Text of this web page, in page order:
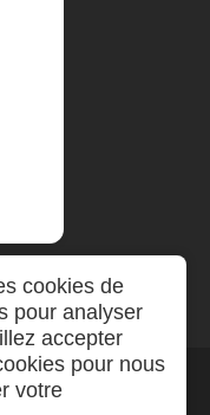
cookies de
pour analyser
accepter
pour nous
votre